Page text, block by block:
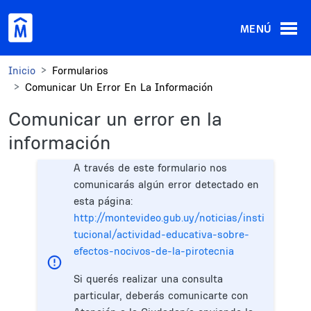
MENÚ
Inicio
Formularios
Comunicar Un Error En La Información
Comunicar un error en la
información
A través de este formulario nos
comunicarás algún error detectado en
esta página:
http://montevideo.gub.uy/noticias/insti
tucional/actividad-educativa-sobre-
efectos-nocivos-de-la-pirotecnia
Si querés realizar una consulta
particular, deberás comunicarte con